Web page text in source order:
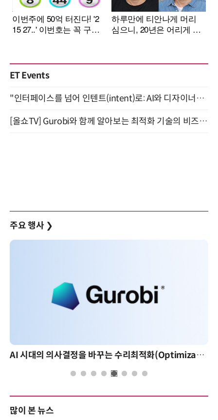
ET Events
"인터페이스를 넘어 인텐트(intent)로: AI와 디자이너가 함께 만드는 공존의 UX" 강남역 (9/2)
[올쇼TV] Gurobi와 함께 알아보는 최적화 기술의 비즈니스 활용 (8월 20일 생방송)
주요 행사 ❯
AI 시대의 의사결정을 바꾸는 수리최적화(Optimization): 실제 산업 적용 사례와 활용 전략
많이 본 뉴스